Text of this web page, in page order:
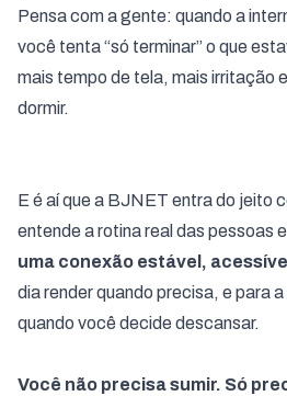
Pensa com a gente: quando a
você tenta “só terminar” o que
mais tempo de tela, mais irritação
dormir.
E é aí que a BJNET entra do jeito
entende a rotina real das pessoas
uma conexão estável,
dia render quando precisa, e para
quando você decide descansar.
Você não precisa sumir. Só